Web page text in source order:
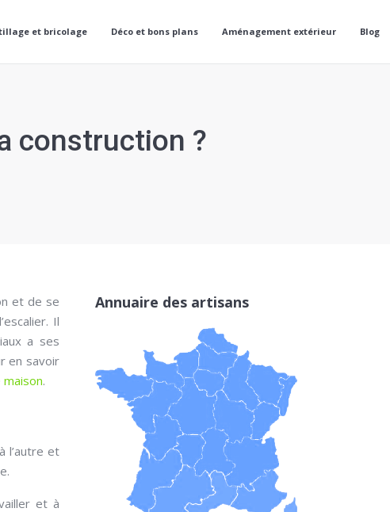
et bricolage Déco et bons plans Aménagement extérieur Blog
construction ?
et de se
Il
a ses
en savoir
.
l’autre et
et à
Annuaire des artisans